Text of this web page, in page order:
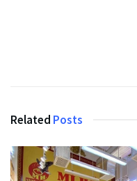
Related Posts